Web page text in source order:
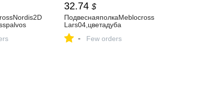
32.74 $
ПодвеснаяполкаMeblocross
Lars04,цветадуба
- Few orders